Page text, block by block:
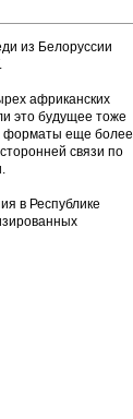
из Белоруссии
африканских
это будущее тоже
форматы еще более
связи по
в Республике